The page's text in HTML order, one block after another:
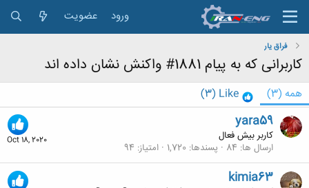
ورود عضویت
فراق یار
کاربرانی که به پیام 1881# واکنش نشان داده اند
همه (3)
Like
(3)
Oct 18, 2020
yara59
کاربر بیش فعال
ارسال ها 84 پسندها 1,720 امتیاز 94
kimia63